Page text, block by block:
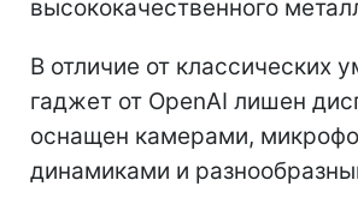
высококачественного
В отличие от классических
гаджет от OpenAI лишен
оснащен камерами,
динамиками и